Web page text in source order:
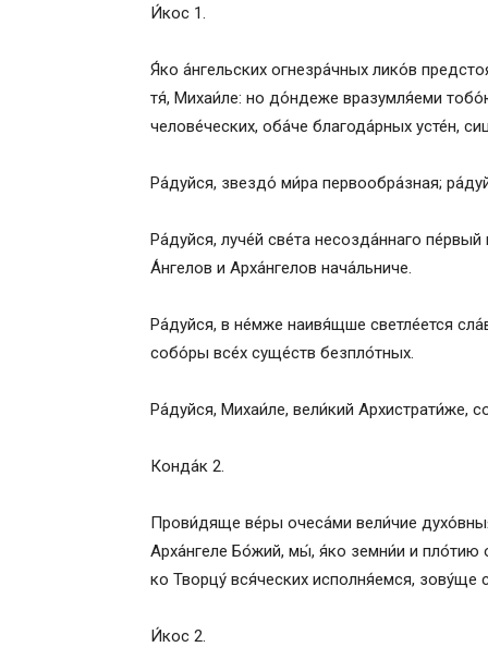
И́кос 1.
Я́ко а́нгельских огнезра́чных лико́в
тя́, Михаи́ле: но до́ндеже вразумля́еми
челове́ческих, оба́че благода́рных усте́н,
Ра́дуйся, звездо́ ми́ра первообра́зная;
Ра́дуйся, луче́й све́та несозда́ннаго
А́нгелов и Арха́нгелов нача́льниче.
Ра́дуйся, в не́мже наивя́щше светле́ется
собо́ры все́х суще́ств безпло́тных.
Ра́дуйся, Михаи́ле, вели́кий Архистрати́же,
Конда́к 2.
Прови́дяще ве́ры очеса́ми вели́чие
Арха́нгеле Бо́жий, мы́, я́ко земни́и и
ко Творцу́ вся́ческих исполня́емся,
И́кос 2.